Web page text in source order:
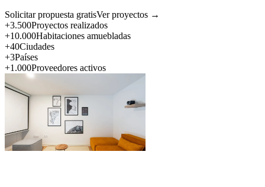
Solicitar propuesta gratisVer proyectos →
+3.500Proyectos realizados
+10.000Habitaciones amuebladas
+40Ciudades
+3Países
+1.000Proveedores activos